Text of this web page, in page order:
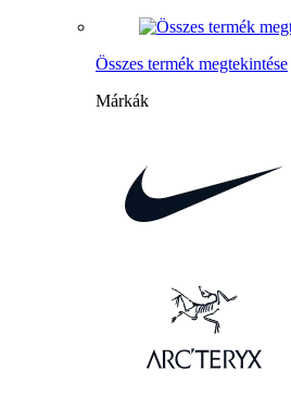
Összes termék megtekintése
Márkák